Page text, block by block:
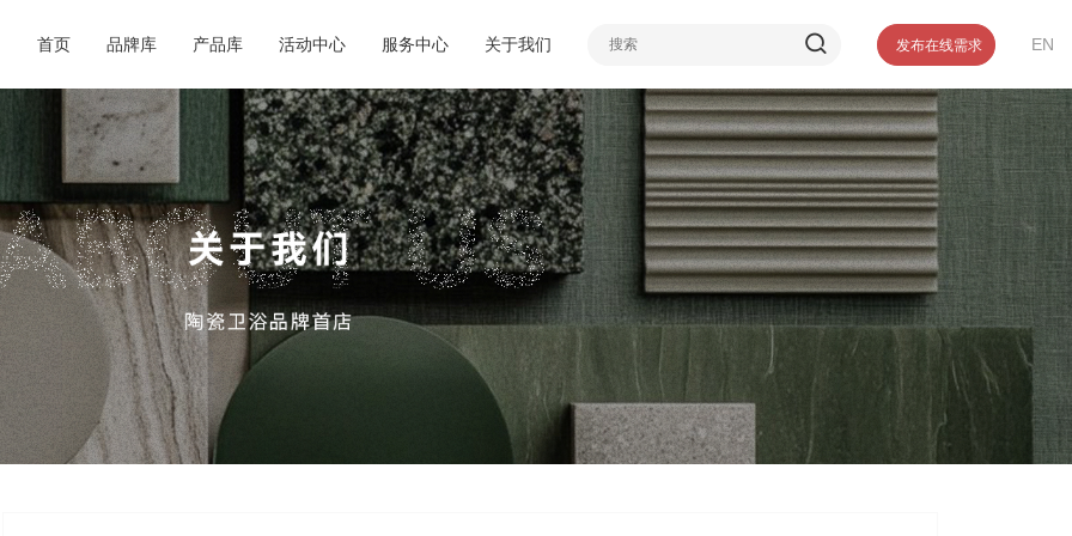
首页 品牌库
品牌合集
必逛品牌
产品库
产品合集
新品速递
活动中心
外贸视野
服务中心
餐饮休闲
交通指南
关于我们
联系我们
发布在线需求 EN